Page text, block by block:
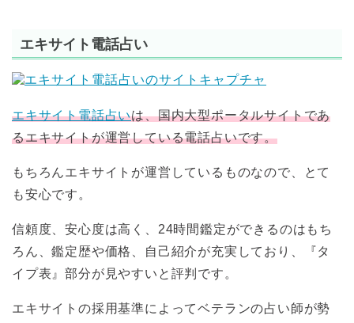
エキサイト電話占い
エキサイト電話占いは、国内大型ポータルサイトであ
るエキサイトが運営している電話占いです。
もちろんエキサイトが運営しているものなので、とて
も安心です。
信頼度、安心度は高く、24時間鑑定ができるのはもち
ろん、鑑定歴や価格、自己紹介が充実しており、『タ
イプ表』部分が見やすいと評判です。
エキサイトの採用基準によってベテランの占い師が勢